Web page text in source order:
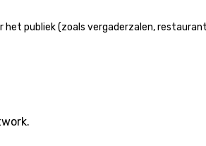
het publiek (zoals vergaderzalen,